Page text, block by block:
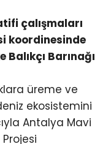
çalışmaları
koordinesinde
Barınağı
üreme ve
ekosistemini
Antalya Mavi